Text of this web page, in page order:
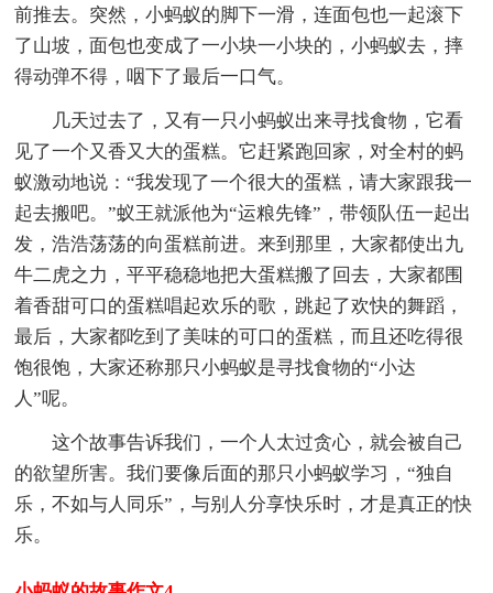
前推去。突然，小蚂蚁的脚下一滑，连面包也一起滚下
了山坡，面包也变成了一小块一小块的，小蚂蚁去，摔
得动弹不得，咽下了最后一口气。
几天过去了，又有一只小蚂蚁出来寻找食物，它看
见了一个又香又大的蛋糕。它赶紧跑回家，对全村的蚂
蚁激动地说：“我发现了一个很大的蛋糕，请大家跟我一
起去搬吧。”蚁王就派他为“运粮先锋”，带领队伍一起出
发，浩浩荡荡的向蛋糕前进。来到那里，大家都使出九
牛二虎之力，平平稳稳地把大蛋糕搬了回去，大家都围
着香甜可口的蛋糕唱起欢乐的歌，跳起了欢快的舞蹈，
最后，大家都吃到了美味的可口的蛋糕，而且还吃得很
饱很饱，大家还称那只小蚂蚁是寻找食物的“小达
人”呢。
这个故事告诉我们，一个人太过贪心，就会被自己
的欲望所害。我们要像后面的那只小蚂蚁学习，“独自
乐，不如与人同乐”，与别人分享快乐时，才是真正的快
乐。